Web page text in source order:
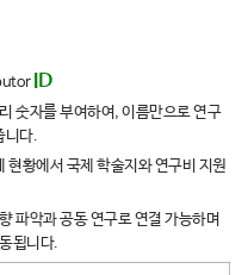
ID
숫자를 부여하여, 이름만으로 연구
니다.
현황에서 국제 학술지와 연구비 지원
파악과 공동 연구로 연결 가능하며
됩니다.